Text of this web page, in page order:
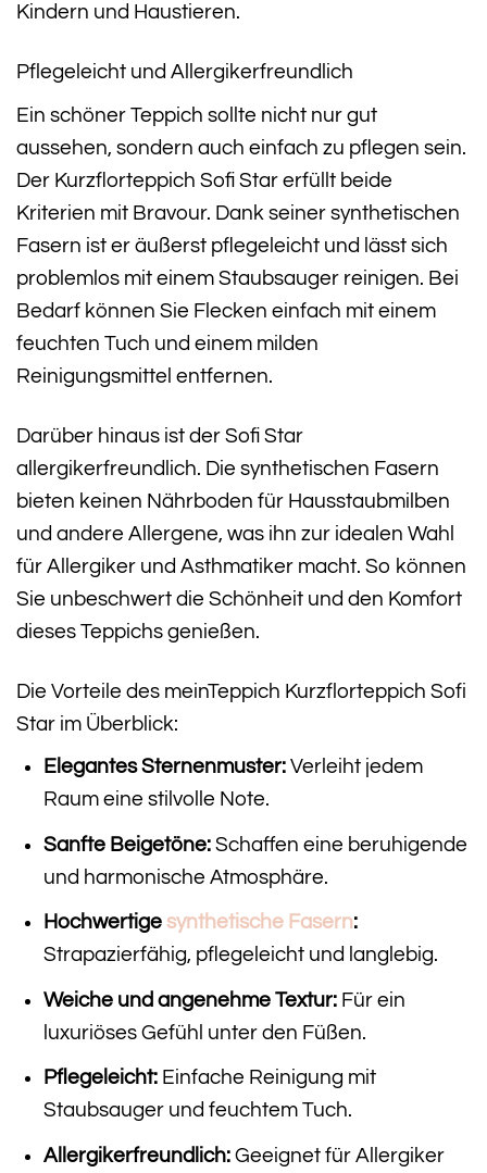
Kindern und Haustieren.
Pflegeleicht und Allergikerfreundlich
Ein schöner Teppich sollte nicht nur gut
aussehen, sondern auch einfach zu pflegen sein.
Der Kurzflorteppich Sofi Star erfüllt beide
Kriterien mit Bravour. Dank seiner synthetischen
Fasern ist er äußerst pflegeleicht und lässt sich
problemlos mit einem Staubsauger reinigen. Bei
Bedarf können Sie Flecken einfach mit einem
feuchten Tuch und einem milden
Reinigungsmittel entfernen.
Darüber hinaus ist der Sofi Star
allergikerfreundlich. Die synthetischen Fasern
bieten keinen Nährboden für Hausstaubmilben
und andere Allergene, was ihn zur idealen Wahl
für Allergiker und Asthmatiker macht. So können
Sie unbeschwert die Schönheit und den Komfort
dieses Teppichs genießen.
Die Vorteile des meinTeppich Kurzflorteppich Sofi
Star im Überblick:
Elegantes Sternenmuster:Verleiht jedem
Raum eine stilvolle Note.
Sanfte Beigetöne:Schaffen eine beruhigende
und harmonische Atmosphäre.
Hochwertige synthetische Fasern:
Strapazierfähig, pflegeleicht und langlebig.
Weiche und angenehme Textur:Für ein
luxuriöses Gefühl unter den Füßen.
Pflegeleicht:Einfache Reinigung mit
Staubsauger und feuchtem Tuch.
Allergikerfreundlich:Geeignet für Allergiker